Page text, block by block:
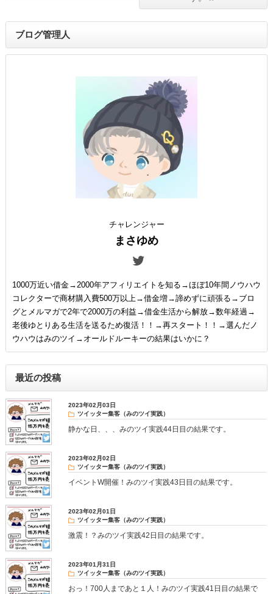
ブログ管理人
チャレンジャー
まさゆめ
1000万近い借金→2000年アフィリエイトを知る→ほぼ10年間ノウハウ
コレクターで商材購入費500万以上→借金増→諦めずに頑張る→ブロ
グとメルマガで2年で2000万の利益→借金生活から解放→数年経過→
老後ゆとりある生活を送るため復活！！→再スタート！！→選んだノ
ウハウはみのツイ→オールドルーキーの結果はいかに？
最近の投稿
2023年02月03日
ツイッター集客（みのツイ実践）
静かな日、、、みのツイ実践44日目の結果です。
2023年02月02日
ツイッター集客（みのツイ実践）
イベントW開催！みのツイ実践43日目の結果です。
2023年02月01日
ツイッター集客（みのツイ実践）
激震！？みのツイ実践42日目の結果です。
2023年01月31日
ツイッター集客（みのツイ実践）
おっ！700人まであと１人！みのツイ実践41日目の結果で